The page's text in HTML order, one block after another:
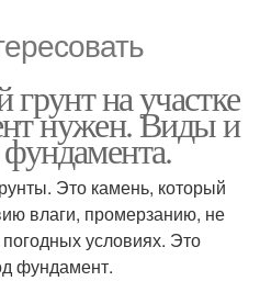
грунт на участке
нужен. Виды и
Это камень, который
влаги, промерзанию, не
условиях. Это
фундамент.